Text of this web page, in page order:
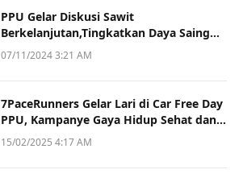
PPU Gelar Diskusi Sawit
Berkelanjutan,Tingkatkan Daya Saing
dan Kualitas
07/11/2024 3:21 AM
7PaceRunners Gelar Lari di Car Free Day
PPU, Kampanye Gaya Hidup Sehat dan
Dukung UMKM
15/02/2025 4:17 AM